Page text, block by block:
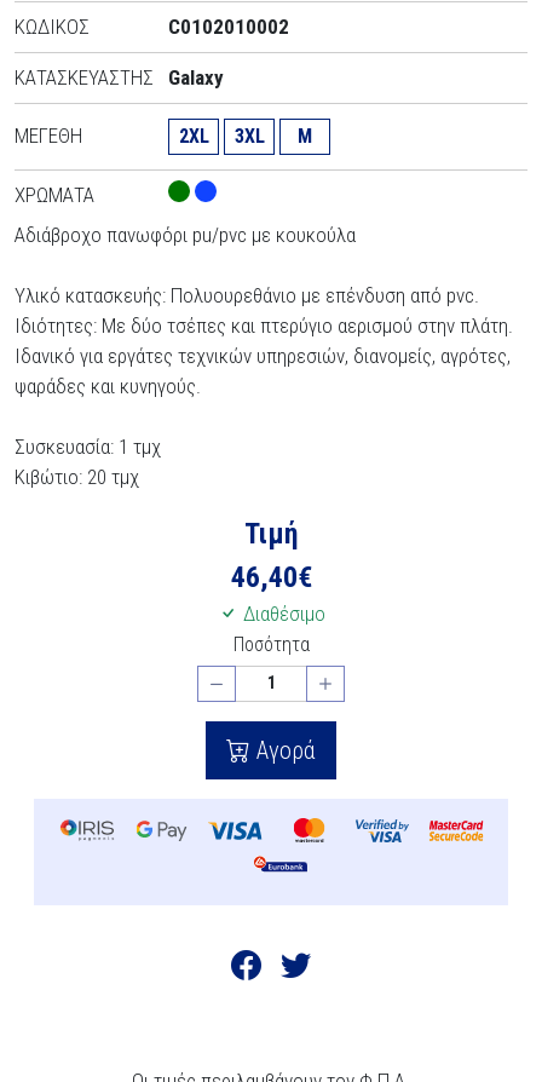
ΚΩΔΙΚΌΣ C0102010002
ΚΑΤΑΣΚΕΥΑΣΤΉΣ Galaxy
ΜΕΓΈΘΗ 2XL 3XL M
ΧΡΏΜΑΤΑ
Αδιάβροχο πανωφόρι pu/pvc με κουκούλα
Υλικό κατασκευής: Πολυουρεθάνιο με επένδυση από pvc.
Ιδιότητες: Με δύο τσέπες και πτερύγιο αερισμού στην πλάτη.
Ιδανικό για εργάτες τεχνικών υπηρεσιών, διανομείς, αγρότες,
ψαράδες και κυνηγούς.
Συσκευασία: 1 τμχ
Κιβώτιο: 20 τμχ
Τιμή
46,40€
Διαθέσιμο
Ποσότητα
Αγορά